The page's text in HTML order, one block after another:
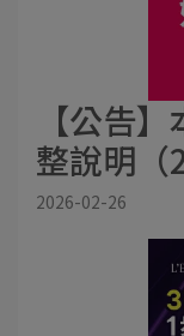
【公告
整說明（
2026-02-26